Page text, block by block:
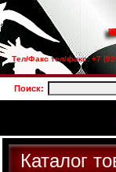
Тел/Факс тел/факс: +7
Поиск:
Каталог